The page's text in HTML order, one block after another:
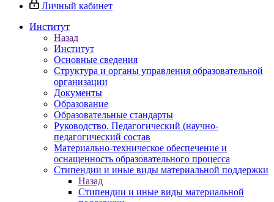
Личный кабинет
Институт
Назад
Институт
Основные сведения
Структура и органы управления образовательной
организации
Документы
Образование
Образовательные стандарты
Руководство. Педагогический (научно-
педагогический состав
Материально-техническое обеспечение и
оснащенность образовательного процесса
Стипендии и иные виды материальной поддержки
Назад
Стипендии и иные виды материальной